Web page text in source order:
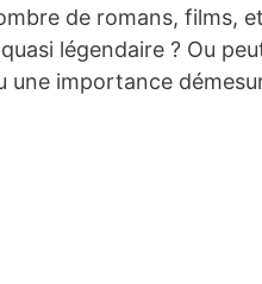
de romans, films,
légendaire ? Ou
une importance